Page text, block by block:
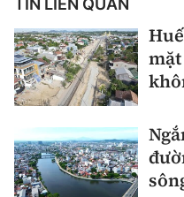
TIN LIÊN QUAN